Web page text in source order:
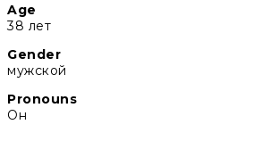
Age
38 лет
Gender
мужской
Pronouns
Он